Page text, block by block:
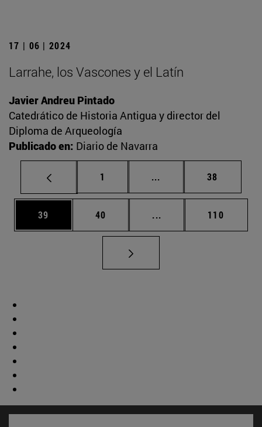
17 | 06 | 2024
Larrahe, los Vascones y el Latín
Javier Andreu Pintado
Catedrático de Historia Antigua y director del
Diploma de Arqueología
Publicado en: Diario de Navarra
Página
1 ... Páginas intermedias
Página
38
Página
39 Página
40 ... Páginas intermedias
Página
110